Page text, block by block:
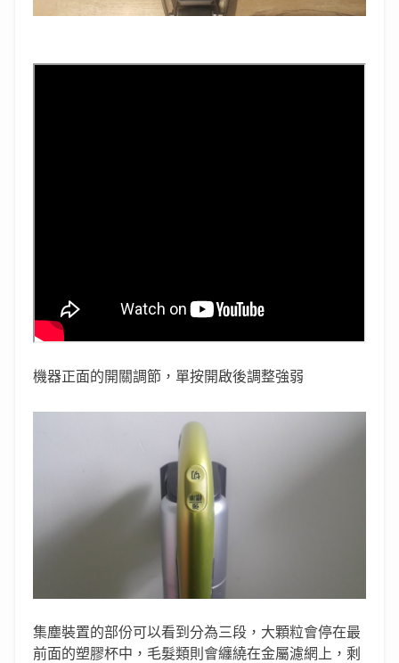
機器正面的開關調節，單按開啟後調整強弱
集塵裝置的部份可以看到分為三段，大顆粒會停在最
前面的塑膠杯中，毛髮類則會纏繞在金屬濾網上，剩